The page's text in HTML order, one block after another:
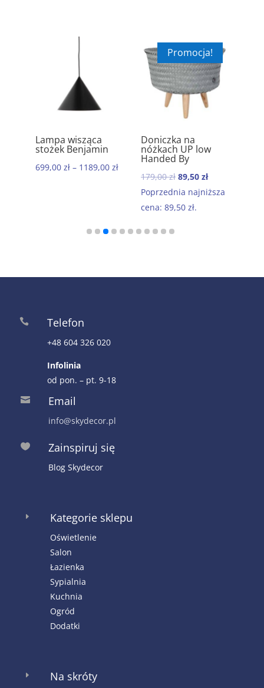
5.00
Lampa wisząca
stożek Benjamin
699,00 zł– 1189,00 zł
Promocja!
5.00
Doniczka na
nóżkach UP low
Handed By
179,00zł Pierwotna
cena
wynosiła:
89,50 złAktualna
cena
Poprzednia najniższa
cena: 89,50 zł.
 Telefon
+48 604 326 020
Infolinia
od pon. – pt. 9-18
 Email
info@skydecor.pl
 Zainspiruj się
Blog Skydecor
E Kategorie sklepu
Oświetlenie
Salon
Łazienka
Sypialnia
Kuchnia
Ogród
Dodatki
E Na skróty